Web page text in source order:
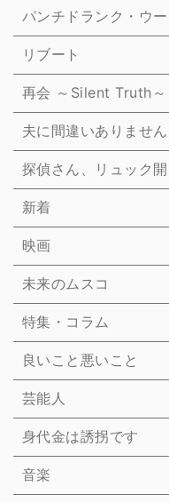
パンチドランク・ウ
リブート
再会 ～Silent Truth～
夫に間違いありません
探偵さん、リュック
新着
映画
未来のムスコ
特集・コラム
良いこと悪いこと
芸能人
身代金は誘拐です
音楽